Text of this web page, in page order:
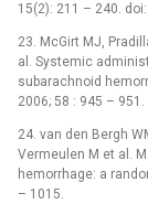
15(2): 211 –⁠ 240.
23. McGirt MJ,
al. Systemic
sub­arachnoid
2006; 58 : 945 –⁠ 951.
24. van den Bergh
Vermeulen M et al.
hemorrhage: a
–⁠ 1015.